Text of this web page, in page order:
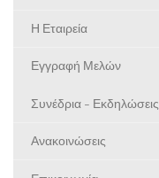
Η Εταιρεία
Εγγραφή Μελών
Συνέδρια - Εκδηλώσεις
Ανακοινώσεις